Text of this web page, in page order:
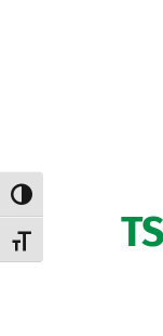
Umschalten auf hohe
Schrift vergrößern